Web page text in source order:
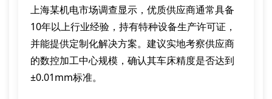
上海某机电市场调查显示，优质供应商通常具备
10年以上行业经验，持有特种设备生产许可证，
并能提供定制化解决方案。建议实地考察供应商
的数控加工中心规模，确认其车床精度是否达到
±0.01mm标准。